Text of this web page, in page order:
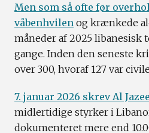
Men som så ofte før
våbenhvilen og krænkede
måneder af 2025 libanesisk
gange. Inden den seneste
over 300, hvoraf 127 var
7. januar 2026 skrev Al
midlertidige styrker i
dokumenteret mere end